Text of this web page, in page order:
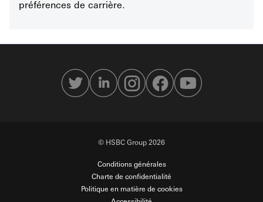
préférences de carrière.
© HSBC Group 2026
Conditions générales
Charte de confidentialité
Politique en matière de cookies